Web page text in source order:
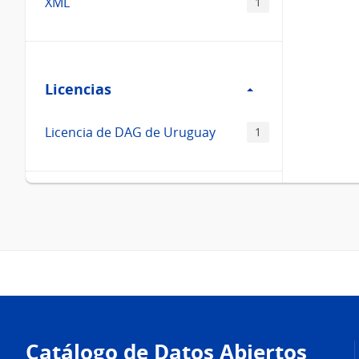
Licencias
Licencias
Licencia de DAG de Uruguay 1
Catálogo de Datos Abiertos